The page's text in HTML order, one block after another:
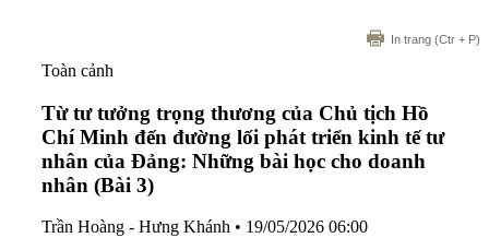
In trang (Ctr + P)
Toàn cảnh
Từ tư tưởng trọng thương của Chủ tịch Hồ
Chí Minh đến đường lối phát triển kinh tế tư
nhân của Đảng: Những bài học cho doanh
nhân (Bài 3)
Trần Hoàng - Hưng Khánh • 19/05/2026 06:00